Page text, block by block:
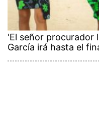
'El señor procurador
García irá hasta el